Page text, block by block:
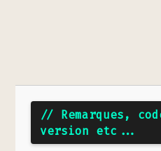
// Remarques,
version etc...